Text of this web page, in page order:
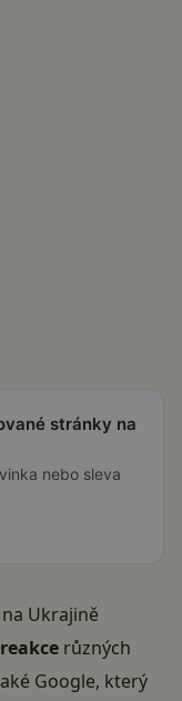
stránky na
nebo sleva
Ukrajině
různých
Google, který